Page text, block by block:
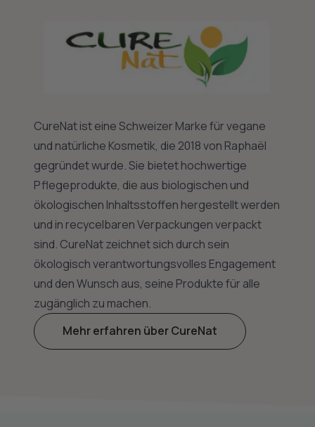
CureNat ist eine Schweizer Marke für vegane
und natürliche Kosmetik, die 2018 von Raphaël
gegründet wurde. Sie bietet hochwertige
Pflegeprodukte, die aus biologischen und
ökologischen Inhaltsstoffen hergestellt werden
und in recycelbaren Verpackungen verpackt
sind. CureNat zeichnet sich durch sein
ökologisch verantwortungsvolles Engagement
und den Wunsch aus, seine Produkte für alle
zugänglich zu machen.
Mehr erfahren über CureNat